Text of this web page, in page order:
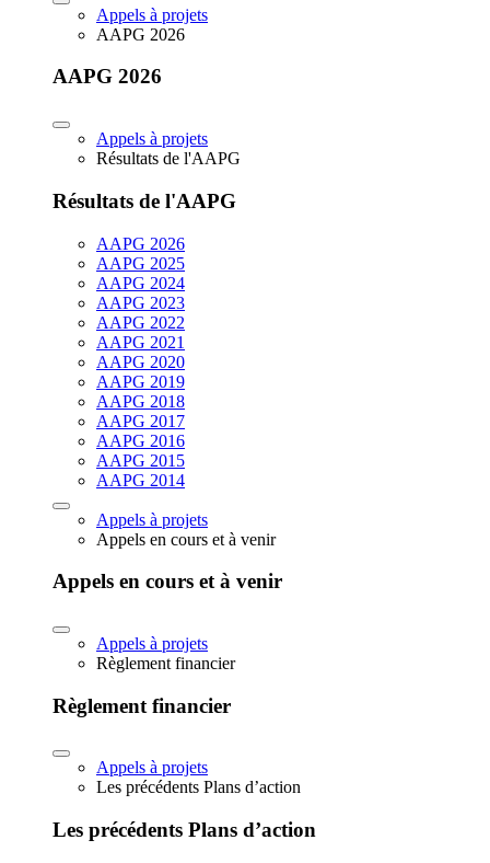
Appels à projets
AAPG 2026
AAPG 2026
Appels à projets
Résultats de l'AAPG
Résultats de l'AAPG
AAPG 2026
AAPG 2025
AAPG 2024
AAPG 2023
AAPG 2022
AAPG 2021
AAPG 2020
AAPG 2019
AAPG 2018
AAPG 2017
AAPG 2016
AAPG 2015
AAPG 2014
Appels à projets
Appels en cours et à venir
Appels en cours et à venir
Appels à projets
Règlement financier
Règlement financier
Appels à projets
Les précédents Plans d’action
Les précédents Plans d’action